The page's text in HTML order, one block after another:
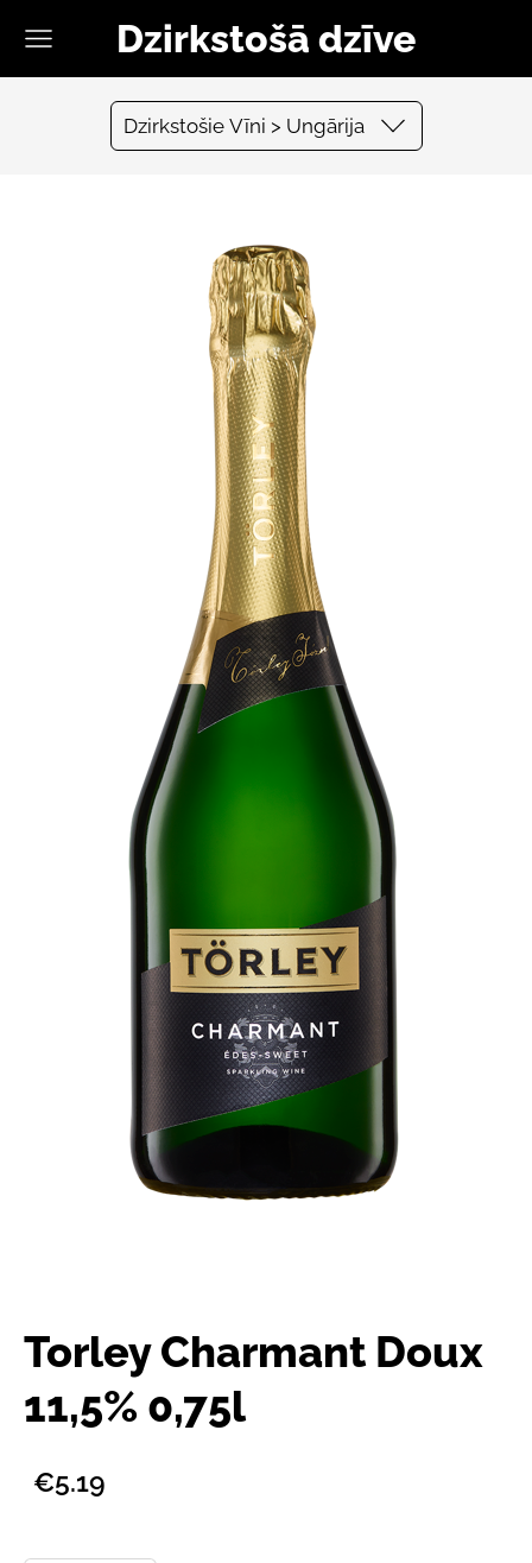
Dzirkstošā dzīve
Dzirkstošie Vīni > Ungārija
Torley Charmant Doux
11,5% 0,75l
€5.19